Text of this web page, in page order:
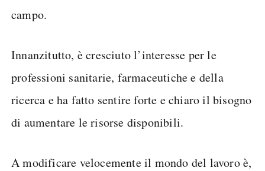
campo.
Innanzitutto, è cresciuto l’interesse per le
professioni sanitarie, farmaceutiche e della
ricerca e ha fatto sentire forte e chiaro il bisogno
di aumentare le risorse disponibili.
A modificare velocemente il mondo del lavoro è,